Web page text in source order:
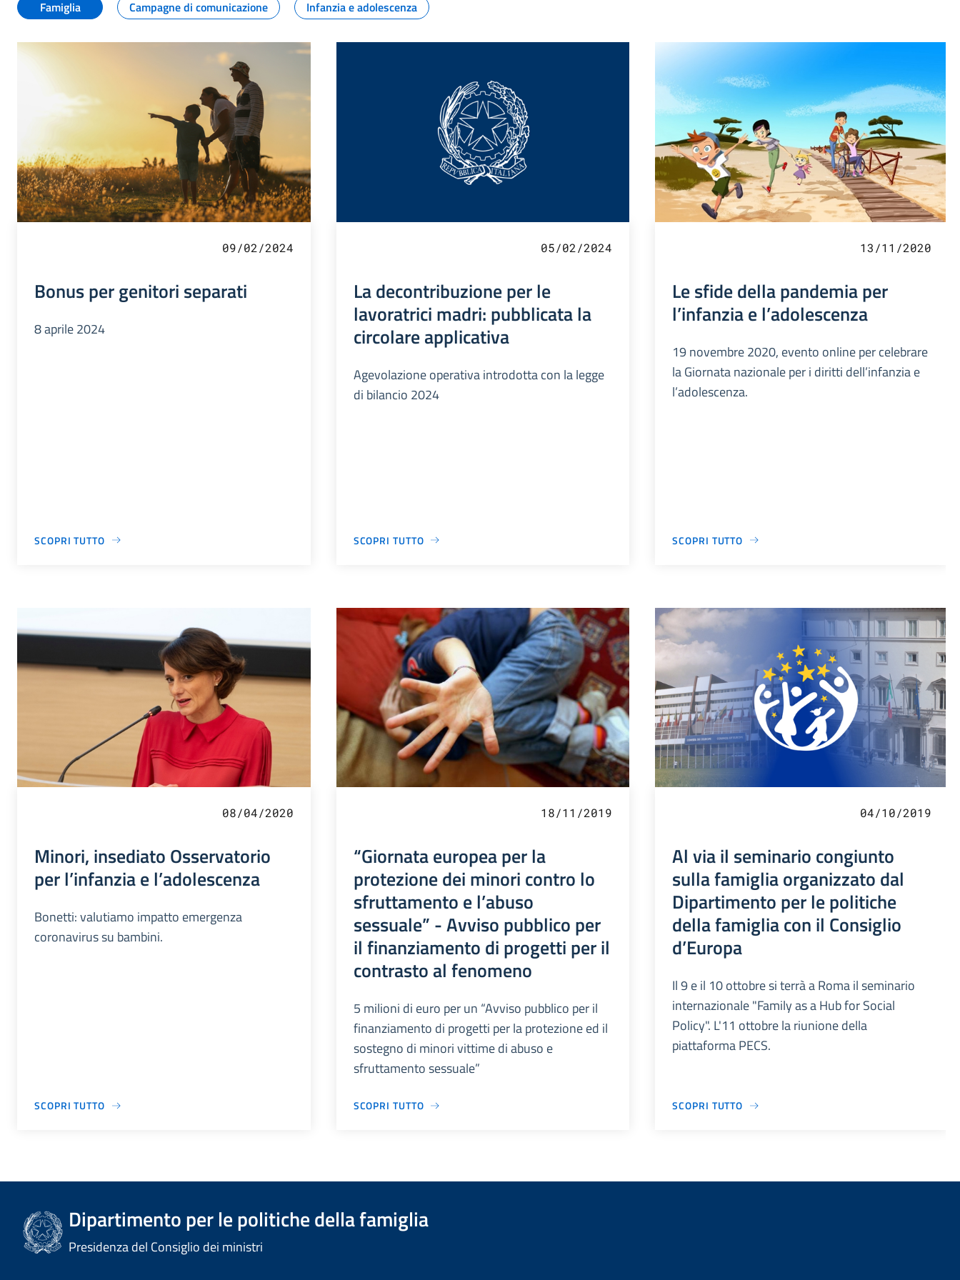
Famiglia
Campagne di comunicazione Infanzia e adolescenza
09/02/2024
Bonus per genitori separati
8 aprile 2024
SCOPRI TUTTO
05/02/2024
La decontribuzione per le
lavoratrici madri: pubblicata la
circolare applicativa
Agevolazione operativa introdotta con la legge
di bilancio 2024
SCOPRI TUTTO
13/11/2020
Le sfide della pandemia per
l’infanzia e l’adolescenza
19 novembre 2020, evento online per celebrare
la Giornata nazionale per i diritti dell’infanzia e
l’adolescenza.
SCOPRI TUTTO
08/04/2020
Minori, insediato Osservatorio
per l’infanzia e l’adolescenza
Bonetti: valutiamo impatto emergenza
coronavirus su bambini.
SCOPRI TUTTO
18/11/2019
“Giornata europea per la
protezione dei minori contro lo
sfruttamento e l’abuso
sessuale” - Avviso pubblico per
il finanziamento di progetti per il
contrasto al fenomeno
5 milioni di euro per un “Avviso pubblico per il
finanziamento di progetti per la protezione ed il
sostegno di minori vittime di abuso e
sfruttamento sessuale”
SCOPRI TUTTO
04/10/2019
Al via il seminario congiunto
sulla famiglia organizzato dal
Dipartimento per le politiche
della famiglia con il Consiglio
d’Europa
Il 9 e il 10 ottobre si terrà a Roma il seminario
internazionale "Family as a Hub for Social
Policy". L'11 ottobre la riunione della
piattaforma PECS.
SCOPRI TUTTO
Dipartimento per le politiche della famiglia
Presidenza del Consiglio dei ministri